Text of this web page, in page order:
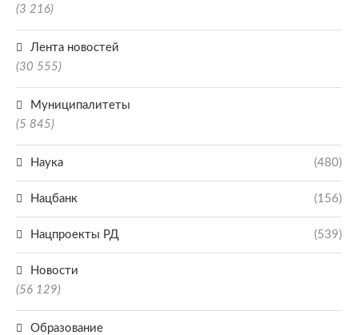
(3 216)
Лента новостей
(30 555)
Муниципалитеты
(5 845)
Наука (480)
Нацбанк (156)
Нацпроекты РД (539)
Новости
(56 129)
Образование